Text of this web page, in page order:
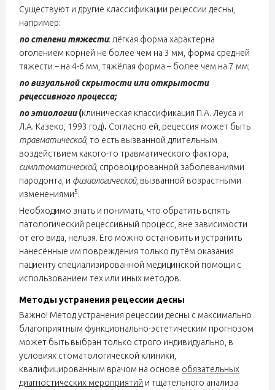
Существуют и другие классификации рецессии десны,
например:
по степени тяжести: лёгкая форма характерна
оголением корней не более чем на 3 мм, форма средней
тяжести – на 4-6 мм, тяжёлая форма – более чем на 7 мм;
по визуальной скрытости или открытости
рецессивного процесса;
по этиологии(клиническая классификация П.А. Леуса и
Л.А. Казеко, 1993 год). Согласно ей, рецессия может быть
травматической, то есть вызванной длительным
воздействием какого-то травматического фактора,
симптоматической, спровоцированной заболеваниями
пародонта, и физиологической, вызванной возрастными
изменениями5.
Необходимо знать и понимать, что обратить вспять
патологический рецессивный процесс, вне зависимости
от его вида, нельзя. Его можно остановить и устранить
нанесённые им повреждения только путём оказания
пациенту специализированной медицинской помощи с
использованием тех или иных методов.
Методы устранения рецессии десны
Важно! Метод устранения рецессии десны с максимально
благоприятным функционально-эстетическим прогнозом
может быть выбран только строго индивидуально, в
условиях стоматологической клиники,
квалифицированным врачом на основе обязательных
диагностических мероприятий и тщательного анализа